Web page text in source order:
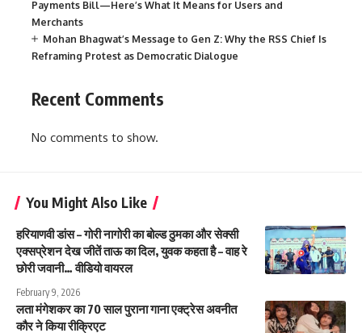
Payments Bill—Here’s What It Means for Users and
Merchants
Mohan Bhagwat’s Message to Gen Z: Why the RSS Chief Is
Reframing Protest as Democratic Dialogue
Recent Comments
No comments to show.
You Might Also Like
हरियाणवी डांस – गोरी नागोरी का बोल्ड ठुमका और सेक्सी
एक्सप्रेशन देख जीतें ताऊ का दिल, युवक कहता है – वाह रे
छोरी जवानी… वीडियो वायरल
February 9, 2026
लता मंगेशकर का 70 साल पुराना गाना एक्ट्रेस अवनीत
कौर ने किया रीक्रिएट